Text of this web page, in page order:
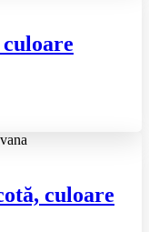
culoare